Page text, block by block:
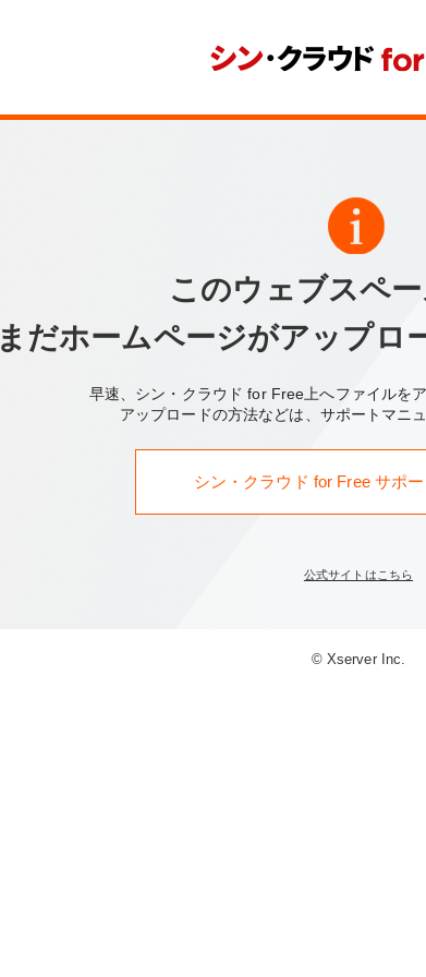
このウェブスペー
まだホームページがアップロ
早速、シン・クラウド for Free上へファイルを
アップロードの方法などは、サポートマニ
シン・クラウド for Free サポ
公式サイトはこちら
© Xserver Inc.